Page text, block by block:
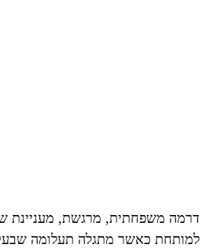
דרמה משפחתית, מרגשת, מעניינת
למותחת כאשר מתגלה תעלומה